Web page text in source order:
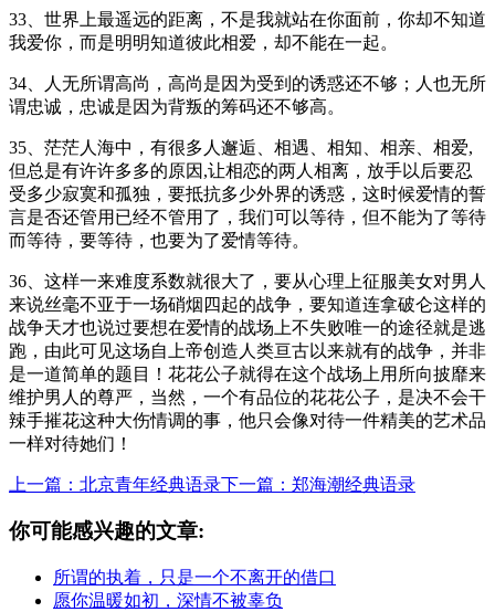
33、世界上最遥远的距离，不是我就站在你面前，你却不知道
我爱你，而是明明知道彼此相爱，却不能在一起。
34、人无所谓高尚，高尚是因为受到的诱惑还不够；人也无所
谓忠诚，忠诚是因为背叛的筹码还不够高。
35、茫茫人海中，有很多人邂逅、相遇、相知、相亲、相爱,
但总是有许许多多的原因,让相恋的两人相离，放手以后要忍
受多少寂寞和孤独，要抵抗多少外界的诱惑，这时候爱情的誓
言是否还管用已经不管用了，我们可以等待，但不能为了等待
而等待，要等待，也要为了爱情等待。
36、这样一来难度系数就很大了，要从心理上征服美女对男人
来说丝毫不亚于一场硝烟四起的战争，要知道连拿破仑这样的
战争天才也说过要想在爱情的战场上不失败唯一的途径就是逃
跑，由此可见这场自上帝创造人类亘古以来就有的战争，并非
是一道简单的题目！花花公子就得在这个战场上用所向披靡来
维护男人的尊严，当然，一个有品位的花花公子，是决不会干
辣手摧花这种大伤情调的事，他只会像对待一件精美的艺术品
一样对待她们！
上一篇：北京青年经典语录下一篇：郑海潮经典语录
你可能感兴趣的文章:
所谓的执着，只是一个不离开的借口
愿你温暖如初，深情不被辜负